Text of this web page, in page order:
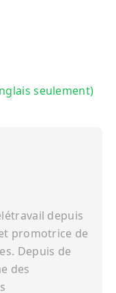
seulement)
depuis
promotrice de
Depuis de
des